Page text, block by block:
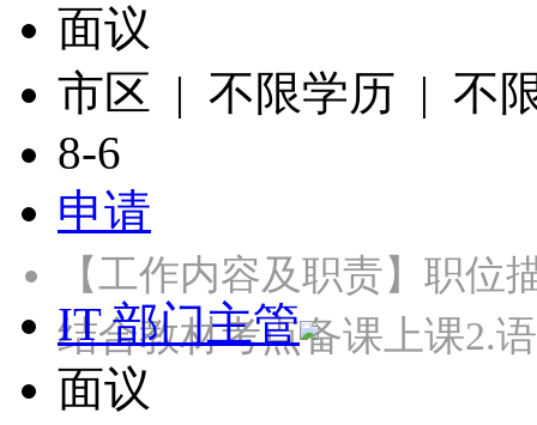
面议
市区 | 不限学历 | 不
8-6
申请
【工作内容及职责】职位
结合教材考点备课上课2.
IT 部门主管
面议